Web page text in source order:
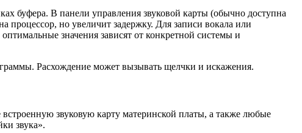
буфера. В панели управления звуковой карты (обычно доступна
процессор, но увеличит задержку. Для записи вокала или
значения зависят от конкретной системы и
Расхождение может вызывать щелчки и искажения.
звуковую карту материнской платы, а также любые
звука».